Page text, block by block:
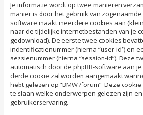
Je informatie wordt op twee manieren
manier is door het gebruik van zogenaamde
software maakt meerdere cookies aan
naar de tijdelijke internetbestanden van je
gedownload). De eerste twee cookies
indentificatienummer (hierna “user-id”) en
sessienummer (hierna “session-id”). Deze
automatisch door de phpBB-software aan
derde cookie zal worden aangemaakt
hebt gelezen op “BMW7forum”. Deze
te slaan welke onderwerpen gelezen zijn
gebruikerservaring.